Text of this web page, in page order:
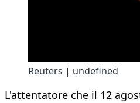
Reuters | undefined
L'attentatore che il 12